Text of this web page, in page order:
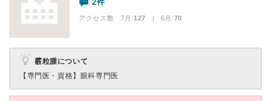
2件
アクセス数 7月:127 | 6月:70
霰粒腫について
【専門医・資格】 眼科専門医